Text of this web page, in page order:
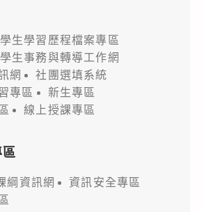
學生學習歷程檔案專區
學生事務與轉導工作網
網
社團選填系統
專區
新生專區
線上授課專區
綱資訊網
資訊安全專區